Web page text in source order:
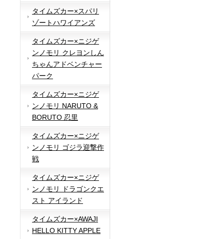
タイムズカー×スパリ
ゾートハワイアンズ
タイムズカー×ニジゲ
ンノモリ クレヨンしん
ちゃんアドベンチャー
パーク
タイムズカー×ニジゲ
ンノモリ NARUTO &
BORUTO 忍里
タイムズカー×ニジゲ
ンノモリ ゴジラ迎撃作
戦
タイムズカー×ニジゲ
ンノモリ ドラゴンクエ
スト アイランド
タイムズカー×AWAJI
HELLO KITTY APPLE